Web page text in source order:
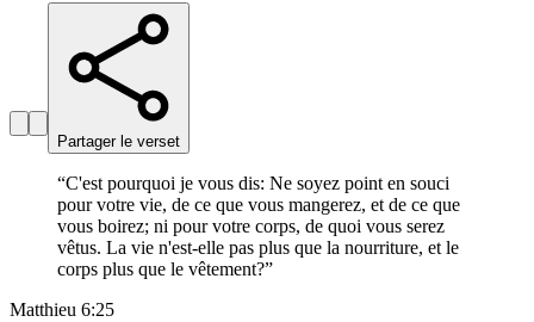
Partager le verset
“C'est pourquoi je vous dis: Ne soyez point en souci
pour votre vie, de ce que vous mangerez, et de ce que
vous boirez; ni pour votre corps, de quoi vous serez
vêtus. La vie n'est-elle pas plus que la nourriture, et le
corps plus que le vêtement?”
Matthieu 6:25